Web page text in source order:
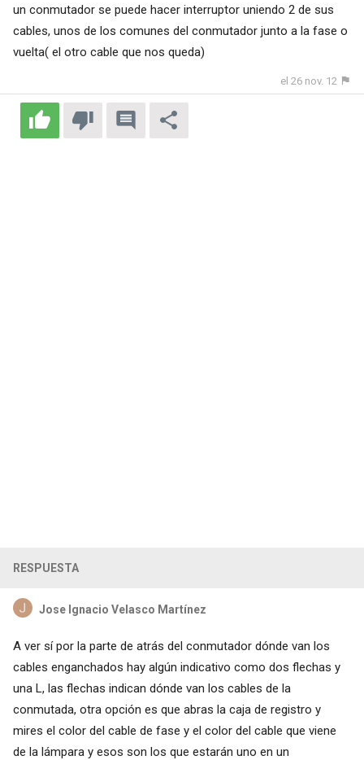
un conmutador se puede hacer interruptor uniendo 2 de sus
cables, unos de los comunes del conmutador junto a la fase o
vuelta( el otro cable que nos queda)
el 26 nov. 12
RESPUESTA
Jose Ignacio Velasco Martínez
A ver sí por la parte de atrás del conmutador dónde van los
cables enganchados hay algún indicativo como dos flechas y
una L, las flechas indican dónde van los cables de la
conmutada, otra opción es que abras la caja de registro y
mires el color del cable de fase y el color del cable que viene
de la lámpara y esos son los que estarán uno en un